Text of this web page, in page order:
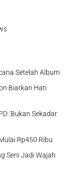
Setelah Album
Biarkan Hati
Bukan Sekadar
Rp450 Ribu
Seni Jadi Wajah